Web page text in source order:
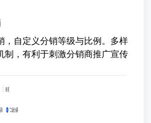
，自定义分销等级与比例。多样
制，有利于刺激分销商推广宣传